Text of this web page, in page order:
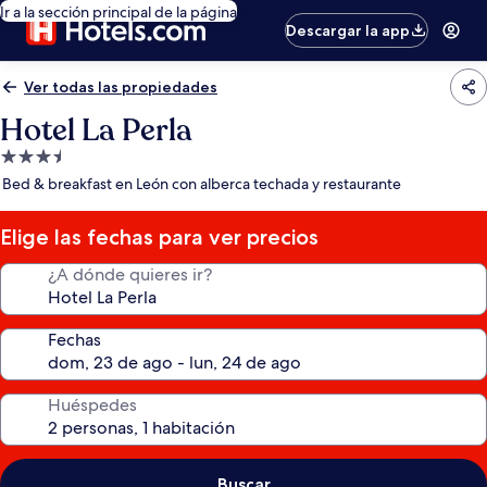
Ir a la sección principal de la página
Descargar la app
Ver todas las propiedades
Hotel La Perla
Propiedad
de
estrellas
Bed & breakfast en León con alberca techada y restaurante
Elige las fechas para ver precios
¿A dónde quieres ir?
Fechas
Huéspedes